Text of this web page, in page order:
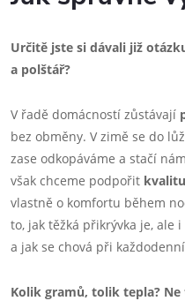
Určitě jste si dávali již
a polštář?
V řadě domácností zůstávají
bez obměny. V zimě se do
zase odkopáváme a stačí
však chceme podpořit
vlastně o komfortu během
to, jak těžká přikrývka je, ale
a jak se chová při
Kolik gramů, tolik tepla? Ne